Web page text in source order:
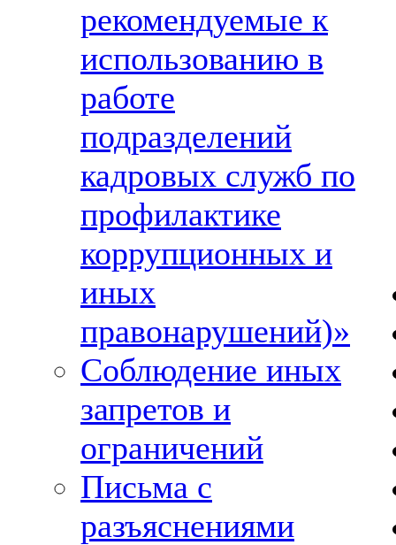
рекомендуемые к
использованию в
работе
подразделений
кадровых служб по
профилактике
коррупционных и
иных
правонарушений)»
Соблюдение иных
запретов и
ограничений
Письма с
разъяснениями